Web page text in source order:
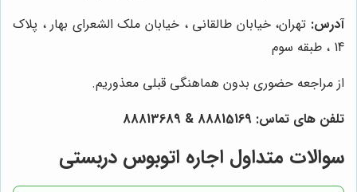
آدرس: تهران، خیابان طالقانی ، خیابان ملک الشعرای بهار ، پلاک
14 ، طبقه سوم
از مراجعه حضوری بدون هماهنگی قبلی معذوریم.
تلفن های تماس: 88815169
&
88813689
سوالات متداول اجاره اتوبوس دربستی